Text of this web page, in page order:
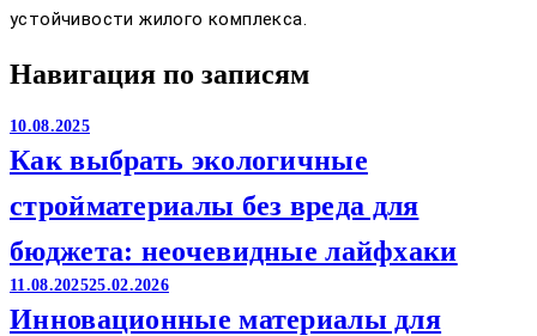
устойчивости жилого комплекса.
Навигация по записям
10.08.2025
Как выбрать экологичные
стройматериалы без вреда для
бюджета: неочевидные лайфхаки
11.08.202525.02.2026
Инновационные материалы для